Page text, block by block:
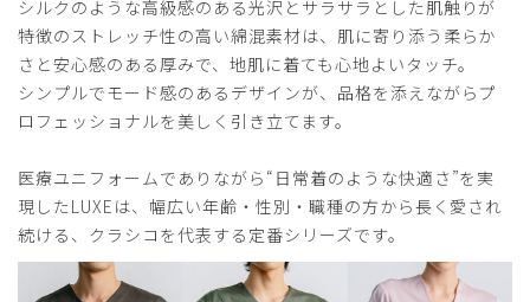
トキャンペーンの当選の際に福島県に来ていただきました。
それ以来、クラシコのスクラブ白衣を自分のご褒美に買って
おります。安心の製品でとても満足しております。小生も高
齢になって来て、あと何年着れるかわかりませんが、医療の
現場に携わる間は、クラシコにお世話になろうと思っており
ます。有難うございました。
商品：306メンズ:ジャージースクラブパンツ・LUXE/ダ
ークグリーン/M
シルクのような高級感のある光沢とサラサラとした肌触りが
特徴のストレッチ性の高い綿混素材は、肌に寄り添う柔らか
さと安心感のある厚みで、地肌に着ても心地よいタッチ。
シンプルでモード感のあるデザインが、品格を添えながらプ
ロフェッショナルを美しく引き立てます。
医療ユニフォームでありながら“日常着のような快適さ”を実
現したLUXEは、幅広い年齢・性別・職種の方から長く愛され
続ける、クラシコを代表する定番シリーズです。